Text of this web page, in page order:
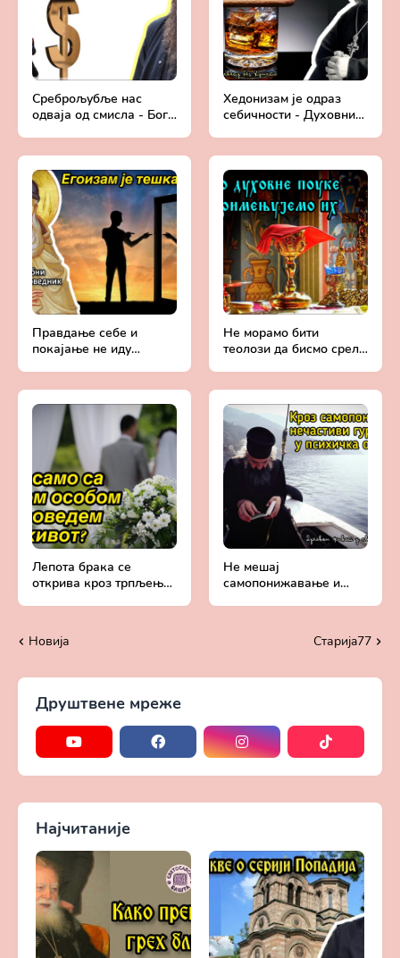
Среброљубље нас
одваја од смисла - Бога
Хедонизам је одраз
себичности - Духовни
Правдање себе и
покајање не иду
Не морамо бити
теолози да бисмо срели
Лепота брака се
открива кроз трпљење
Не мешај
самопонижавање и
Новија Старијa77
Друштвене мреже
Најчитаније